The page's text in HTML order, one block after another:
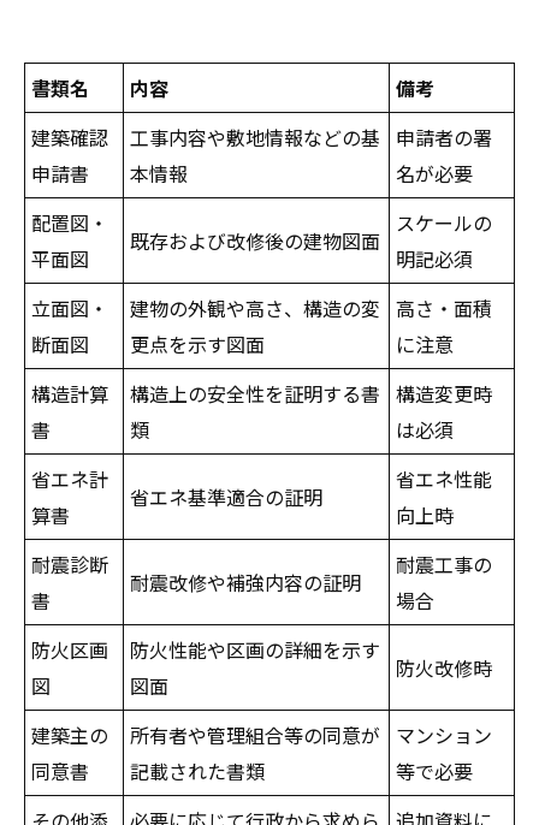
書類名 内容
備考
建築確認
申請書
工事内容や敷地情報などの基
本情報
申請者の署
名が必要
配置図・
平面図
既存および改修後の建物図面
スケールの
明記必須
立面図・
断面図
建物の外観や高さ、構造の変
更点を示す図面
高さ・面積
に注意
構造計算
書
構造上の安全性を証明する書
類
構造変更時
は必須
省エネ計
算書
省エネ基準適合の証明
省エネ性能
向上時
耐震診断
書
耐震改修や補強内容の証明
耐震工事の
場合
防火区画
図
防火性能や区画の詳細を示す
図面
防火改修時
建築主の
同意書
所有者や管理組合等の同意が
記載された書類
マンション
等で必要